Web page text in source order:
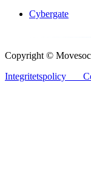
Cybergate
Copyright ©
Integritetspolicy